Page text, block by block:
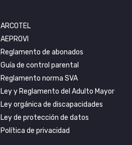
ARCOTEL
AEPROVI
Reglamento de abonados
Guía de control parental
Reglamento norma SVA
Ley y Reglamento del Adulto Mayor
Ley orgánica de discapacidades
Ley de protección de datos
Política de privacidad